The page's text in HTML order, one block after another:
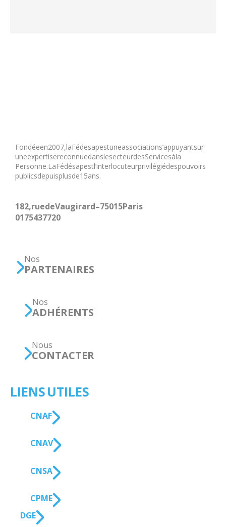
Fondée en 2007, la Fédesap est une association s’appuyant sur
une expertise reconnue dans le secteur des Services à la
Personne. La Fédésap est l’interlocuteur privilégié des pouvoirs
publics depuis plus de 15 ans.
182, rue de Vaugirard – 75015 Paris
01 75 43 77 20
Nos
PARTENAIRES
Nos
ADHÉRENTS
Nous
CONTACTER
LIENS UTILES
CNAF
CNAV
CNSA
CPME
DGE